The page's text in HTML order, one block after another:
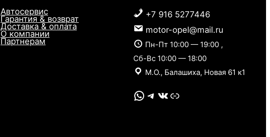
Автосервис
Гарантия & возврат
Доставка & оплата
О компании
Партнерам
+7 916 5277446
motor-opel@mail.ru
Пн-Пт 10:00 — 19:00 ,
Сб-Вс 10:00 — 18:00
М.О., Балашиха, Новая 61 к1
WhatsApp Telegram VK Link